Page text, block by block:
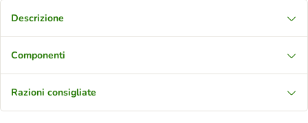
Descrizione
Componenti
Razioni consigliate